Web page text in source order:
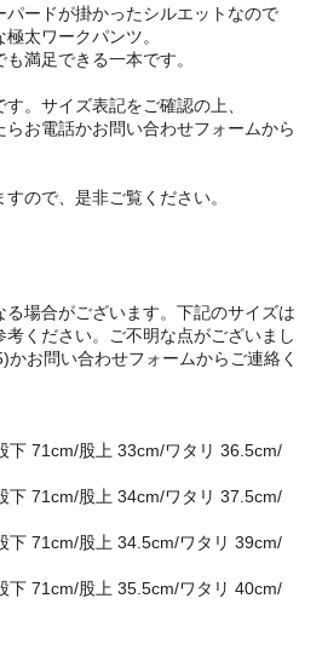
ードが掛かったシルエットなので
太ワークパンツ。
満足できる一本です。
。サイズ表記をご確認の上、
お電話かお問い合わせフォームから
ので、是非ご覧ください。
場合がございます。下記のサイズは
ください。ご不明な点がございまし
お問い合わせフォームからご連絡く
下 71cm/股上 33cm/ワタリ 36.5cm/
下 71cm/股上 34cm/ワタリ 37.5cm/
下 71cm/股上 34.5cm/ワタリ 39cm/
下 71cm/股上 35.5cm/ワタリ 40cm/